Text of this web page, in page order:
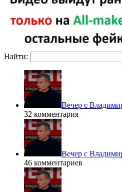
Найти:
Вечер с
32 комментария
Вечер с
46 комментариев